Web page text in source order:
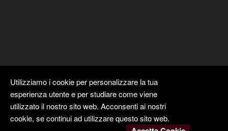
Utilizziamo i cookie per personalizzare la tua
esperienza utente e per studiare come viene
utilizzato il nostro sito web. Acconsenti ai nostri
cookie, se continui ad utilizzare questo sito web.